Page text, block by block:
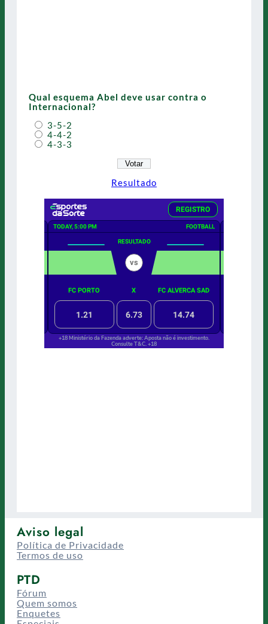
Qual esquema Abel deve usar contra o
Internacional?
3-5-2
4-4-2
4-3-3
Resultado
Aviso legal
Política de Privacidade
Termos de uso
PTD
Fórum
Quem somos
Enquetes